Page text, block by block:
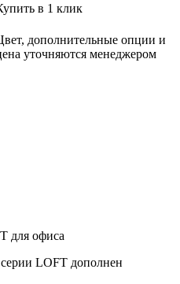
в 1 клик
дополнительные опции и
уточняются менеджером
для офиса
LOFT дополнен